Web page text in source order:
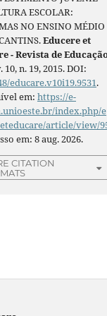
ESCOLAR:
NO ENSINO MÉDIO
Educere et
- Revista de
10, n. 19, 2015. DOI:
educare.v10i19.9531.
em:https://e-
index.php/e
article/view/
em: 8 aug. 2026.
CITATION